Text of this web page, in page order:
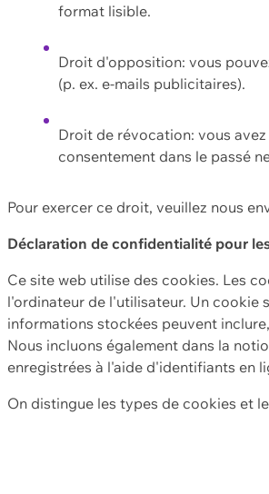
format lisible.
Droit d'opposition: vous
(p. ex. e-mails publicitaires).
Droit de révocation: vous
consentement dans le passé
Pour exercer ce droit, veuillez nous
Déclaration de confidentialité pour
Ce site web utilise des cookies. Les
l'ordinateur de l'utilisateur. Un cookie
informations stockées peuvent
Nous incluons également dans la
enregistrées à l'aide d'identifiants en
On distingue les types de cookies et